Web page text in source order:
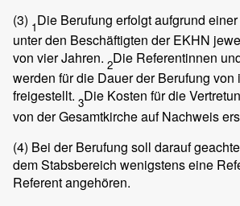
(3) 1Die Berufung erfolgt aufgrund
unter den Beschäftigten der EKHN
von vier Jahren. 2Die Referentinnen
werden für die Dauer der Berufung
freigestellt. 3Die Kosten für die
von der Gesamtkirche auf Nachweis
(4) Bei der Berufung soll darauf
dem Stabsbereich wenigstens eine
Referent angehören.